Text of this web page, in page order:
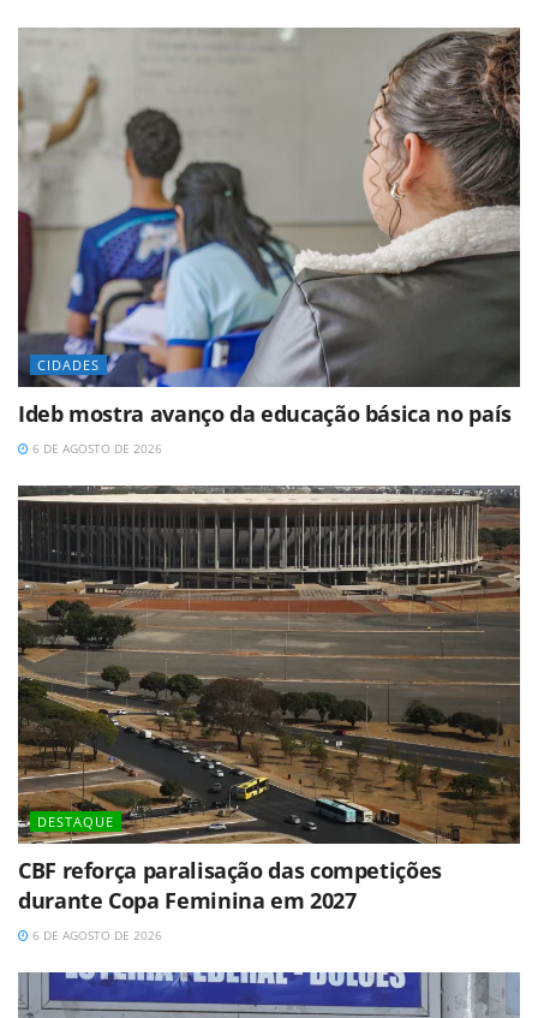
CIDADES
Ideb mostra avanço da educação básica no país
6 DE AGOSTO DE 2026
DESTAQUE
CBF reforça paralisação das competições
durante Copa Feminina em 2027
6 DE AGOSTO DE 2026